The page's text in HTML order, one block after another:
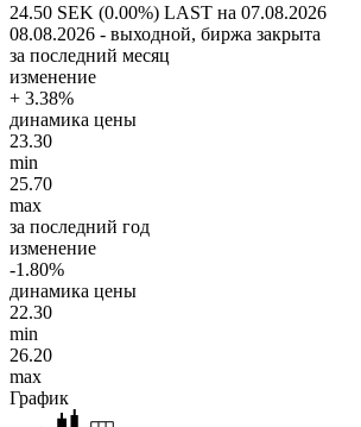
24.50 SEK (0.00%) LAST на 07.08.2026
08.08.2026 - выходной, биржа закрыта
за последний месяц
изменение
+ 3.38%
динамика цены
23.30
min
25.70
max
за последний год
изменение
-1.80%
динамика цены
22.30
min
26.20
max
График